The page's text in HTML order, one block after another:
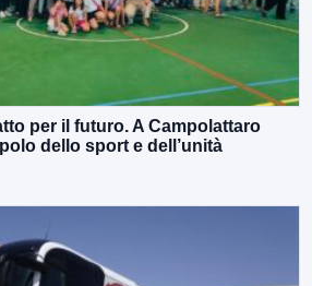
per il futuro. A Campolattaro
dello sport e dell’unità